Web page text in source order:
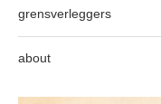
grensverleggers
about